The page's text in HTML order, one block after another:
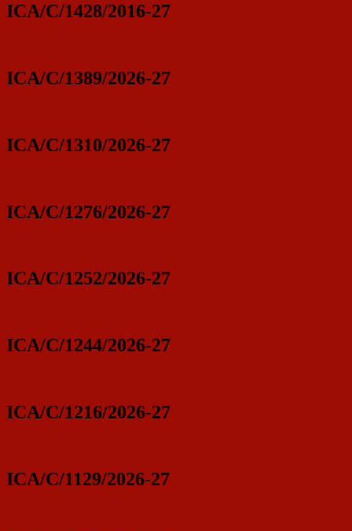
ICA/C/1428/2016-27
ICA/C/1389/2026-27
ICA/C/1310/2026-27
ICA/C/1276/2026-27
ICA/C/1252/2026-27
ICA/C/1244/2026-27
ICA/C/1216/2026-27
ICA/C/1129/2026-27